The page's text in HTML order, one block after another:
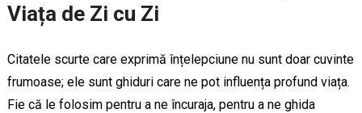
Viața de Zi cu Zi
Citatele scurte care exprimă înțelepciune nu sunt doar cuvinte
frumoase; ele sunt ghiduri care ne pot influența profund viața.
Fie că le folosim pentru a ne încuraja, pentru a ne ghida